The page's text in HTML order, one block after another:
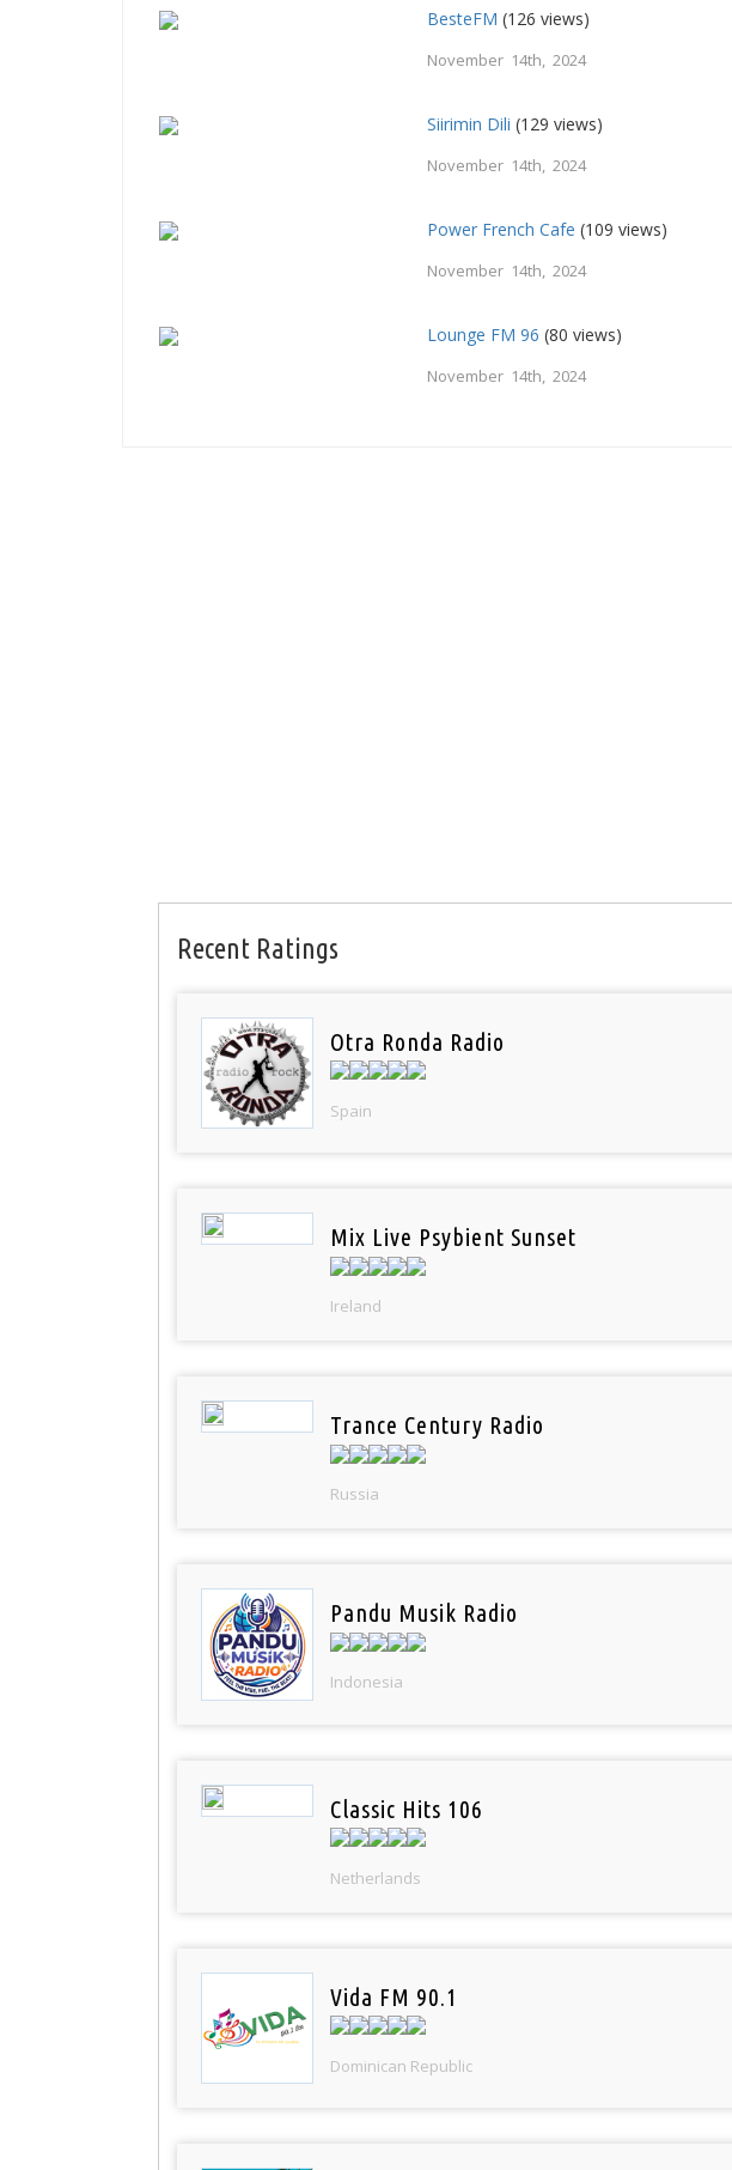
BesteFM (126 views)
November 14th, 2024
Siirimin Dili (129 views)
November 14th, 2024
Power French Cafe (109 views)
November 14th, 2024
Lounge FM 96 (80 views)
November 14th, 2024
Recent Ratings
Otra Ronda Radio
Spain
Mix Live Psybient Sunset
Ireland
Trance Century Radio
Russia
Pandu Musik Radio
Indonesia
Classic Hits 106
Netherlands
Vida FM 90.1
Dominican Republic